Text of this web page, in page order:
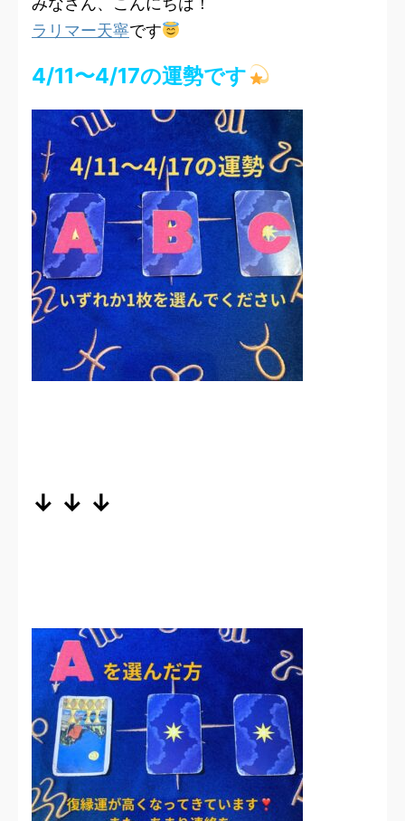
ラリマー天寧です
4/11〜4/17の運勢です
↓ ↓ ↓